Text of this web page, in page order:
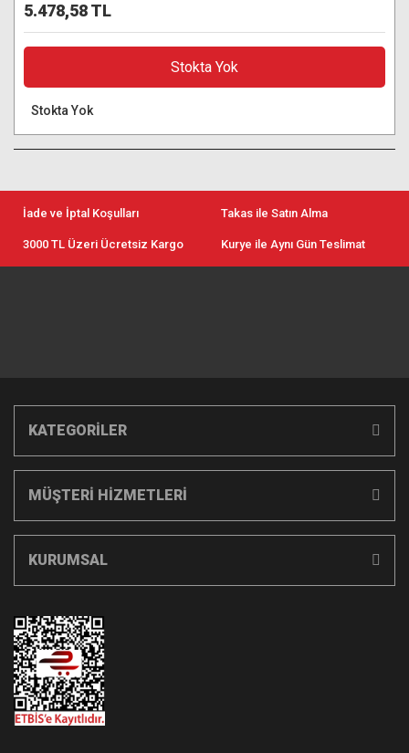
5.478,58 TL
Stokta Yok
Stokta Yok
İade ve İptal Koşulları Takas ile Satın Alma
3000 TL Üzeri Ücretsiz Kargo Kurye ile Aynı Gün Teslimat
KATEGORİLER
MÜŞTERİ HİZMETLERİ
KURUMSAL